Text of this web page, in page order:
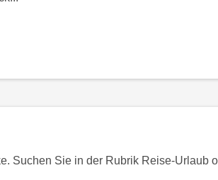
Suchen Sie in der Rubrik Reise-Urlaub